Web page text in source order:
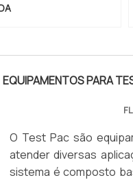
EQUIPAMENTOS PARA
O Test Pac são
atender diversas
sistema é composto